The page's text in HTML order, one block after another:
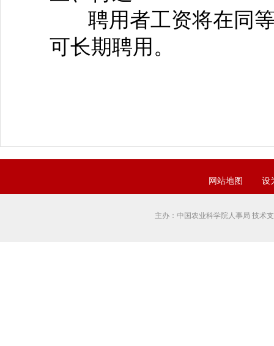
聘用者工资将在同等
可长期聘用。
网站地图 设
主办：中国农业科学院人事局 技术